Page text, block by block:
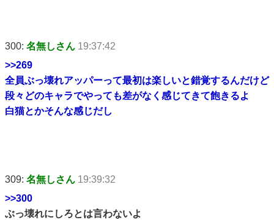
300: 名無しさん 19:37:42
>>269
全員ぶっ壊れアッパーって最初は楽しいと錯覚するんだけど
段々どのキャラでやっても差がなく感じてきて飽きるよ
白猫とかそんな感じだし
309: 名無しさん 19:39:32
>>300
ぶっ壊れにしろとは言わないよ